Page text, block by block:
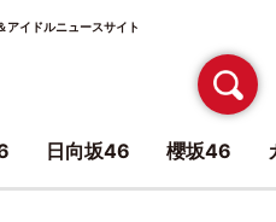
アイドルニュースサイト
日向坂46 櫻坂46